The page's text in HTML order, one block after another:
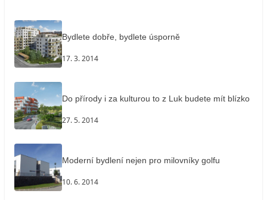
Bydlete dobře, bydlete úsporně
17. 3. 2014
Do přírody i za kulturou to z Luk budete mít blízko
27. 5. 2014
Moderní bydlení nejen pro milovníky golfu
10. 6. 2014